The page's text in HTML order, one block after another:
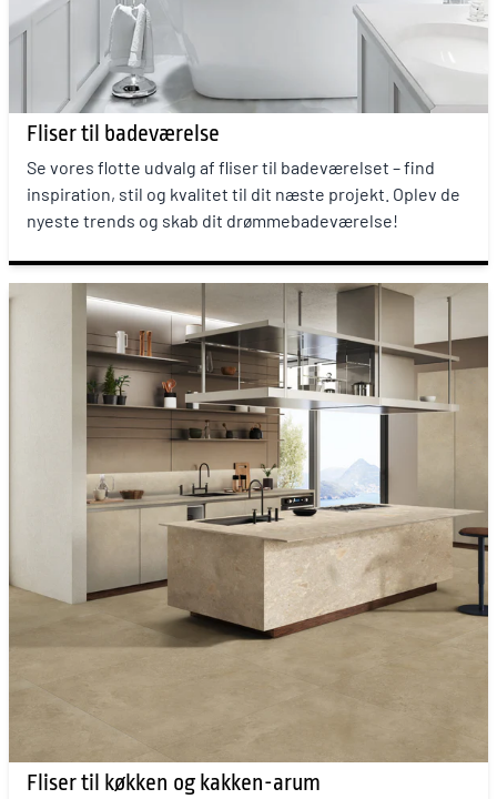
Fliser til badeværelse
Se vores flotte udvalg af fliser til badeværelset – find
inspiration, stil og kvalitet til dit næste projekt. Oplev de
nyeste trends og skab dit drømmebadeværelse!
Fliser til køkken og kakken-arum